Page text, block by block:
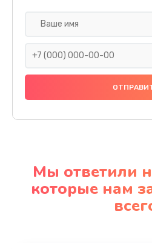
Мы ответили
которые нам